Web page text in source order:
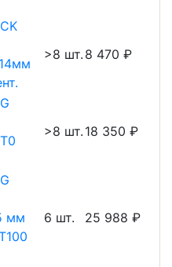
>8 шт. 8 470 ₽
>8 шт. 18 350 ₽
мм
6 шт. 25 988 ₽